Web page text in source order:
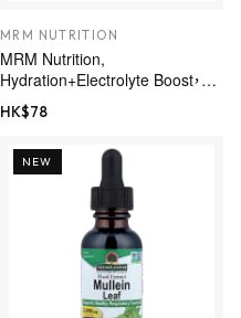
MRM NUTRITION
MRM Nutrition,
Hydration+Electrolyte Boost，藍
莓巴西莓，4.76 盎司（135 克）
HK$78
NEW